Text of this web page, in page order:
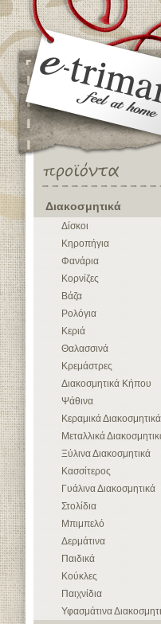
Διακοσμητικά
Δίσκοι
Κηροπήγια
Φανάρια
Κορνίζες
Βάζα
Ρολόγια
Κεριά
Θαλασσινά
Κρεμάστρες
Διακοσμητικά Κήπου
Ψάθινα
Κεραμικά Διακοσμητικά
Μεταλλικά
Ξύλινα Διακοσμητικά
Κασσίτερος
Γυάλινα Διακοσμητικά
Στολίδια
Μπιμπελό
Δερμάτινα
Παιδικά
Κούκλες
Παιχνίδια
Υφασμάτινα